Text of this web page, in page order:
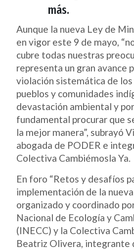
más.
Aunque la nueva Ley de
en vigor este 9 de mayo,
cubre todas nuestras
representa un gran avance
violación sistemática de
pueblos y comunidades
devastación ambiental y
fundamental procurar que
la mejor manera”, subrayó
abogada de PODER e
Colectiva Cambiémosla Ya.
En foro “Retos y desafíos
implementación de la
organizado y coordinado
Nacional de Ecología y
(INECC) y la Colectiva
Beatriz Olivera, integrante